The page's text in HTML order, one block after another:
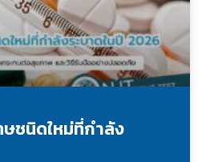
ษชนิดใหม่ที่กำลัง